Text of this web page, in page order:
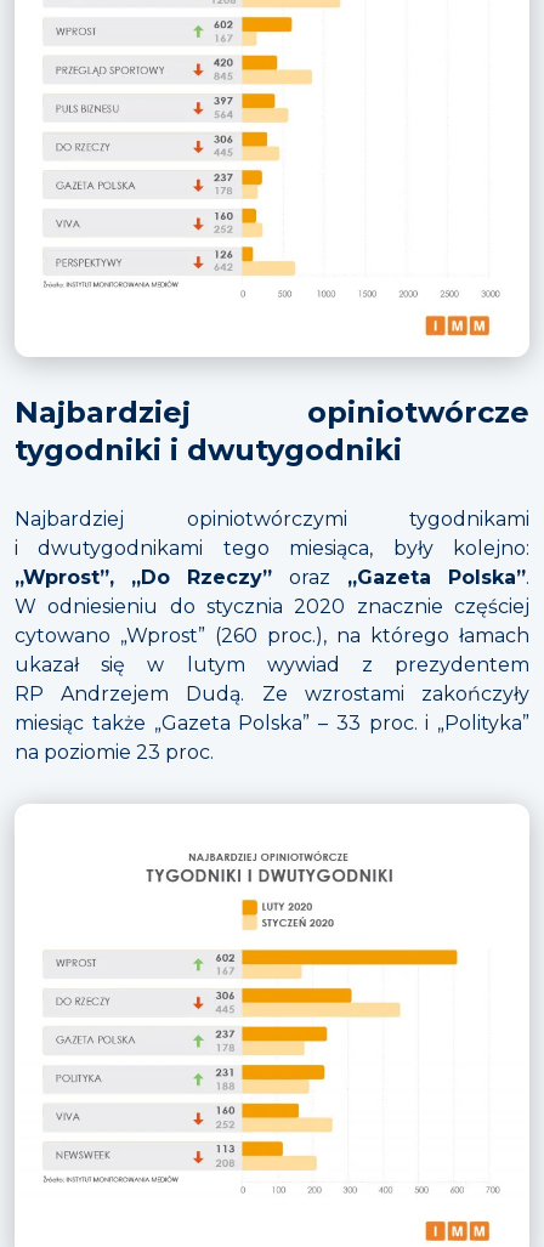
Najbardziej opiniotwórcze
tygodniki i dwutygodniki
Najbardziej opiniotwórczymi tygodnikami
i dwutygodnikami tego miesiąca, były kolejno:
„Wprost”, „Do Rzeczy” oraz „Gazeta Polska”.
W odniesieniu do stycznia 2020 znacznie częściej
cytowano „Wprost” (260 proc.), na którego łamach
ukazał się w lutym wywiad z prezydentem
RP Andrzejem Dudą. Ze wzrostami zakończyły
miesiąc także „Gazeta Polska” – 33 proc. i „Polityka”
na poziomie 23 proc.